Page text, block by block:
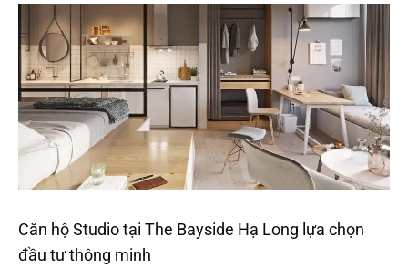
Căn hộ Studio tại The Bayside Hạ Long lựa chọn
đầu tư thông minh